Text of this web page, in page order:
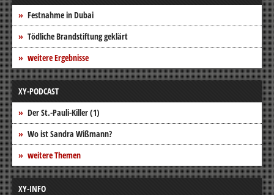
Festnahme in Dubai
Tödliche Brandstiftung geklärt
weitere Ergebnisse
XY-PODCAST
Der St.-Pauli-Killer (1)
Wo ist Sandra Wißmann?
weitere Themen
XY-INFO